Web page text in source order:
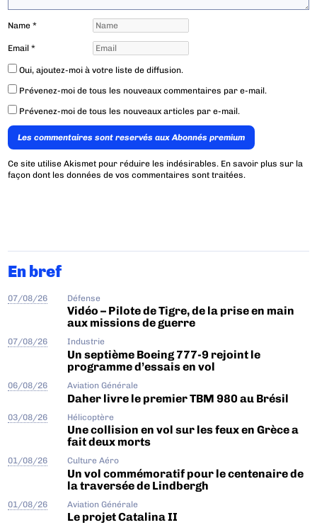
Name*
Email*
Oui, ajoutez-moi à votre liste de diffusion.
Prévenez-moi de tous les nouveaux commentaires par e-mail.
Prévenez-moi de tous les nouveaux articles par e-mail.
Les commentaires sont reservés aux Abonnés premium
Ce site utilise Akismet pour réduire les indésirables. En savoir plus sur la
façon dont les données de vos commentaires sont traitées.
En bref
07/08/26 Défense
Vidéo – Pilote de Tigre, de la prise en main
aux missions de guerre
07/08/26 Industrie
Un septième Boeing 777-9 rejoint le
programme d’essais en vol
06/08/26 Aviation Générale
Daher livre le premier TBM 980 au Brésil
03/08/26 Hélicoptère
Une collision en vol sur les feux en Grèce a
fait deux morts
01/08/26 Culture Aéro
Un vol commémoratif pour le centenaire de
la traversée de Lindbergh
01/08/26 Aviation Générale
Le projet Catalina II